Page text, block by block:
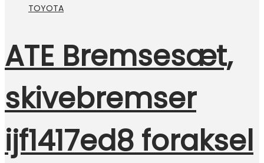
ATE Bremsesæt,
skivebremser
ijf1417ed8 foraksel